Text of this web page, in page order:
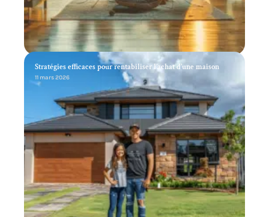
Stratégies efficaces pour rentabiliser l’achat d’une maison
11 mars 2026